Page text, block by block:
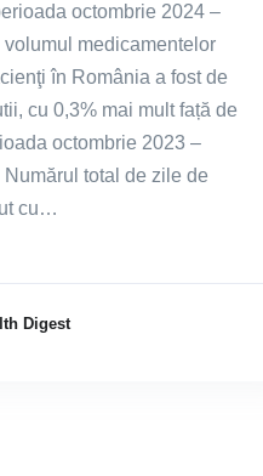
octombrie 2024 –
medicamentelor
în România a fost de
cu 0,3% mai mult față de
octombrie 2023 –
total de zile de
cu…
Digest